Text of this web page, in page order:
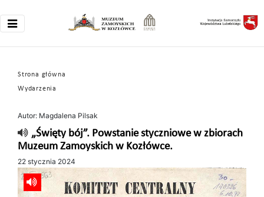
Strona główna
Wydarzenia
Autor: Magdalena Pilsak
„Święty bój”. Powstanie styczniowe w zbiorach
Muzeum Zamoyskich w Kozłówce.
22 stycznia 2024